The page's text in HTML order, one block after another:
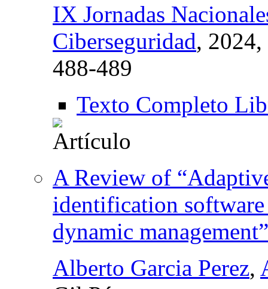
IX Jornadas
Ciberseguridad, 2024,
488-489
Texto Completo
A Review of
identification
dynamic management”
Alberto Garcia Perez,